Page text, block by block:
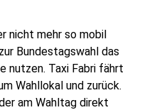
nicht mehr so mobil
Bundestagswahl das
nutzen. Taxi Fabri fährt
Wahllokal und zurück.
am Wahltag direkt